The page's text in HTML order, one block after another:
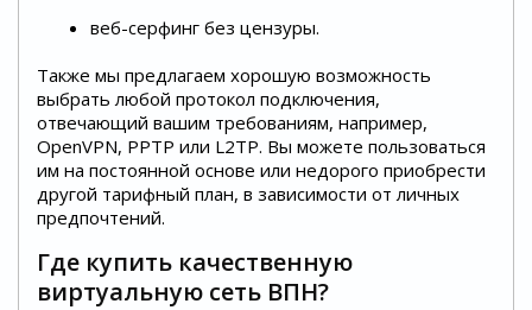
веб-серфинг без цензуры.
Также мы предлагаем хорошую возможность
выбрать любой протокол подключения,
отвечающий вашим требованиям, например,
OpenVPN, PPTP или L2TP. Вы можете пользоваться
им на постоянной основе или недорого приобрести
другой тарифный план, в зависимости от личных
предпочтений.
Где купить качественную
виртуальную сеть ВПН?